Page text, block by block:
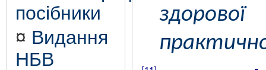
посібники
¤ Видання
НБВ